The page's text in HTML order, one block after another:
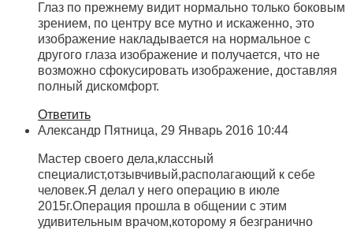
Глаз по прежнему видит нормально только боковым
зрением, по центру все мутно и искаженно, это
изображение накладывается на нормальное с
другого глаза изображение и получается, что не
возможно сфокусировать изображение, доставляя
полный дискомфорт.
Ответить
Александр Пятница, 29 Январь 2016 10:44
Мастер своего дела,классный
специалист,отзывчивый,располагающий к себе
человек.Я делал у него операцию в июле
2015г.Операция прошла в общении с этим
удивительным врачом,которому я безгранично